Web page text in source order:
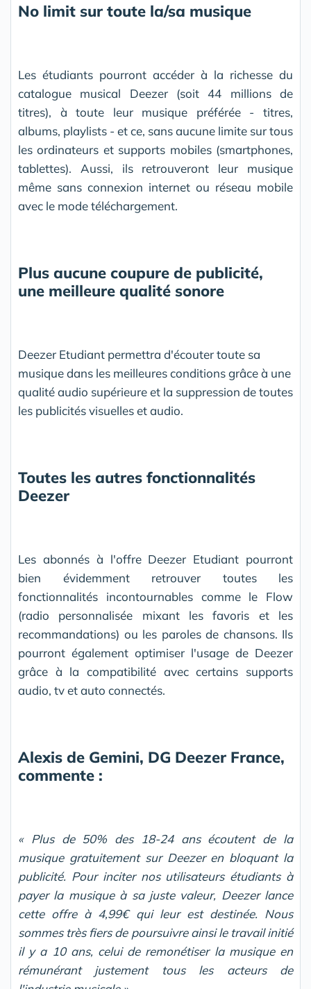
No limit sur toute la/sa musique
Les étudiants pourront accéder à la richesse du
catalogue musical Deezer (soit 44 millions de
titres), à toute leur musique préférée - titres,
albums, playlists - et ce, sans aucune limite sur tous
les ordinateurs et supports mobiles (smartphones,
tablettes). Aussi, ils retrouveront leur musique
même sans connexion internet ou réseau mobile
avec le mode téléchargement.
Plus aucune coupure de publicité,
une meilleure qualité sonore
Deezer Etudiant permettra d'écouter toute sa
musique dans les meilleures conditions grâce à une
qualité audio supérieure et la suppression de toutes
les publicités visuelles et audio.
Toutes les autres fonctionnalités
Deezer
Les abonnés à l'offre Deezer Etudiant pourront
bien évidemment retrouver toutes les
fonctionnalités incontournables comme le Flow
(radio personnalisée mixant les favoris et les
recommandations) ou les paroles de chansons. Ils
pourront également optimiser l'usage de Deezer
grâce à la compatibilité avec certains supports
audio, tv et auto connectés.
Alexis de Gemini, DG Deezer France,
commente :
« Plus de 50% des 18-24 ans écoutent de la
musique gratuitement sur Deezer en bloquant la
publicité. Pour inciter nos utilisateurs étudiants à
payer la musique à sa juste valeur, Deezer lance
cette offre à 4,99€ qui leur est destinée. Nous
sommes très fiers de poursuivre ainsi le travail initié
il y a 10 ans, celui de remonétiser la musique en
rémunérant justement tous les acteurs de